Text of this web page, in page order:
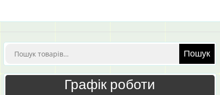
Шукати: Пошук
Графік роботи